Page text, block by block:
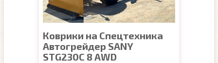
Коврики на Спецтехника
Автогрейдер SANY
STG230C 8 AWD